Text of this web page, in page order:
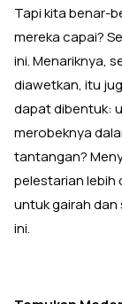
Tapi kita benar-
mereka capai?
ini. Menariknya,
diawetkan, itu
dapat dibentuk:
merobeknya
tantangan?
pelestarian lebih
untuk gairah
ini.